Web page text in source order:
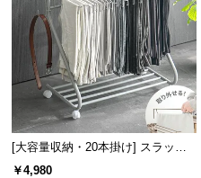
[大容量収納・20本掛け] スラック
スハンガー キャスター付き 出し入
￥4,980